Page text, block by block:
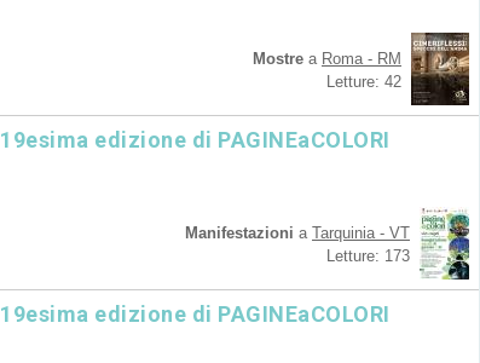
Mostre a Roma - RM
Letture: 42
19esima edizione di PAGINEaCOLORI
Manifestazioni a Tarquinia - VT
Letture: 173
19esima edizione di PAGINEaCOLORI